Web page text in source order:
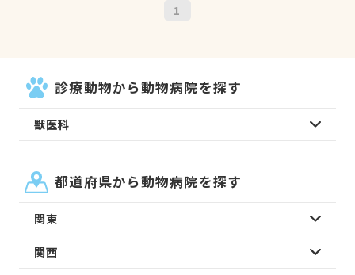
1
診療動物から動物病院を探す
獣医科
都道府県から動物病院を探す
関東
関西